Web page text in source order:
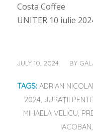
Costa Coffee
UNITER 10 iulie
JULY 10, 2024 BY
TAGS: ADRIAN
2024, JURAȚII
MIHAELA VELICU,
IACOBAN,